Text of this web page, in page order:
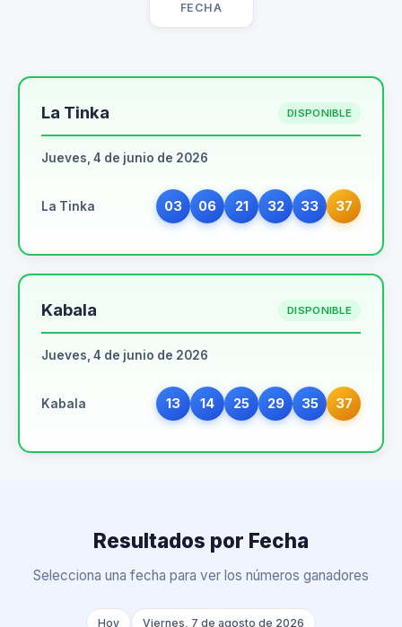
FECHA
La Tinka DISPONIBLE
Jueves, 4 de junio de 2026
La Tinka 03 06 21 32 33 37
Kabala DISPONIBLE
Jueves, 4 de junio de 2026
Kabala 13 14 25 29 35 37
Resultados por Fecha
Selecciona una fecha para ver los números ganadores
Hoy Viernes, 7 de agosto de 2026